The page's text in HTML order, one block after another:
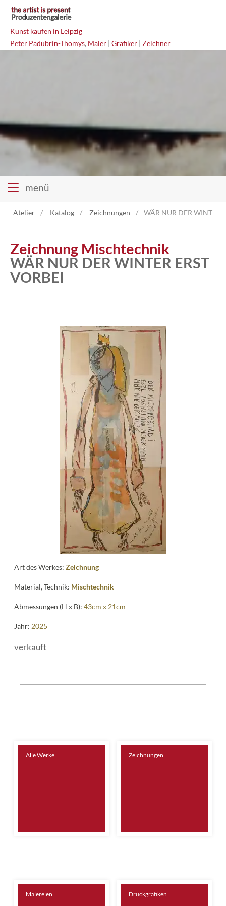
Kunst kaufen in Leipzig
Peter Padubrin-Thomys, Maler | Grafiker | Zeichner
menü
Atelier
Katalog
Kontakt
Atelier Katalog Zeichnungen WÄR NUR DER WINTER
Zeichnung Mischtechnik
WÄR NUR DER WINTER ERST
VORBEI
Art des Werkes:Zeichnung
Material, Technik: Mischtechnik
Abmessungen (H x B):43cm x 21cm
Jahr: 2025
verkauft
Alle Werke Zeichnungen
Malereien Druckgrafiken